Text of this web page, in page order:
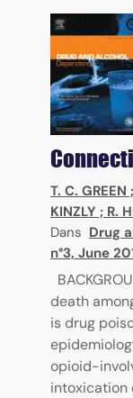
T. C. GREEN ;
KINZLY ; R.
Dans Drug
n°3, June
death
is drug
opioid-
intoxication